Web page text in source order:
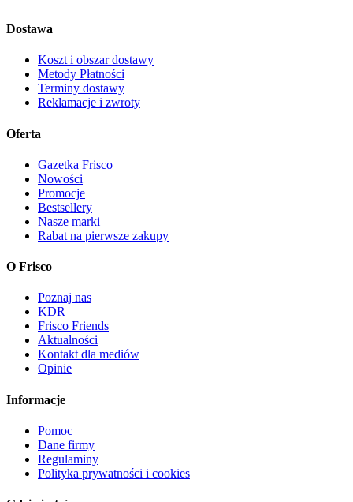
Dostawa
Koszt i obszar dostawy
Metody Płatności
Terminy dostawy
Reklamacje i zwroty
Oferta
Gazetka Frisco
Nowości
Promocje
Bestsellery
Nasze marki
Rabat na pierwsze zakupy
O Frisco
Poznaj nas
KDR
Frisco Friends
Aktualności
Kontakt dla mediów
Opinie
Informacje
Pomoc
Dane firmy
Regulaminy
Polityka prywatności i cookies